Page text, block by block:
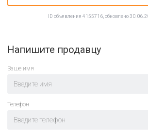
ID объявления 4155716, обновлено
Напишите продавцу
Ваше имя
Телефон